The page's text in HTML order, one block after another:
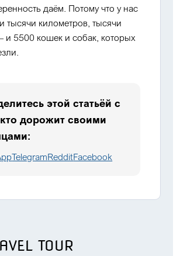
TOUR
даём. Потому что у нас
тысячи километров, тысячи
и 5500 кошек и собак, которых
.
этой статьёй с
дорожит своими
TelegramRedditFacebook